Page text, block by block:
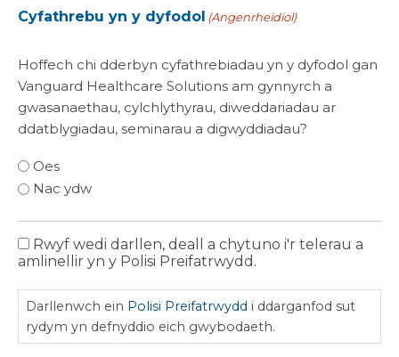
Cyfathrebu yn y dyfodol (Angenrheidiol)
Hoffech chi dderbyn cyfathrebiadau yn y dyfodol gan
Vanguard Healthcare Solutions am gynnyrch a
gwasanaethau, cylchlythyrau, diweddariadau ar
ddatblygiadau, seminarau a digwyddiadau?
Oes
Nac ydw
Polisi
Preifatrwydd
Rwyf wedi darllen, deall a chytuno i'r telerau a
amlinellir yn y Polisi Preifatrwydd.
Darllenwch ein Polisi Preifatrwydd i ddarganfod sut
rydym yn defnyddio eich gwybodaeth.